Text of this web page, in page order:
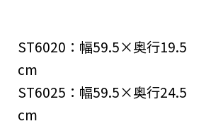
ST6020：幅59.5×奥行19.5
cm
ST6025：幅59.5×奥行24.5
cm